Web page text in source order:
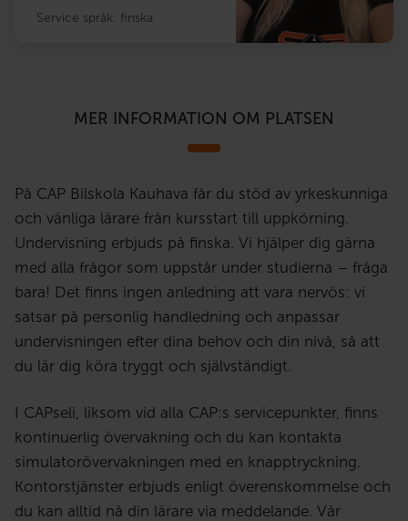
Service språk: finska
MER INFORMATION OM PLATSEN
På CAP Bilskola Kauhava får du stöd av yrkeskunniga
och vänliga lärare från kursstart till uppkörning.
Undervisning erbjuds på finska. Vi hjälper dig gärna
med alla frågor som uppstår under studierna – fråga
bara! Det finns ingen anledning att vara nervös: vi
satsar på personlig handledning och anpassar
undervisningen efter dina behov och din nivå, så att
du lär dig köra tryggt och självständigt.
I CAPseli, liksom vid alla CAP:s servicepunkter, finns
kontinuerlig övervakning och du kan kontakta
simulatorövervakningen med en knapptryckning.
Kontorstjänster erbjuds enligt överenskommelse och
du kan alltid nå din lärare via meddelande. Vår